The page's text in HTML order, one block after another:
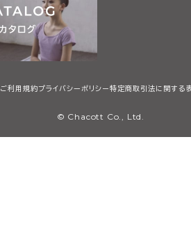
ご利用規約プライバシーポリシー 特定商取引法に関する
© Chacott Co., Ltd.